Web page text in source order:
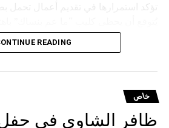
الذي يعزز بدوره من فاعلية الدورة
UP
العياش: الجمعية تجمعنا…
طريق التعافي الاقتصادي
لما يقدمه من قصة مؤثرة وإنتاج
والصورة في تجربة فنية متكاملة
READING
خاص
ظافر الشاوي في